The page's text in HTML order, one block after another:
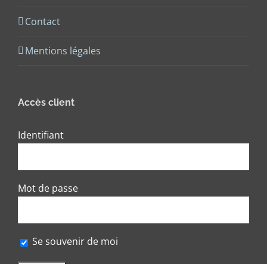
Contact
Mentions légales
Accès client
Identifiant
Mot de passe
Se souvenir de moi